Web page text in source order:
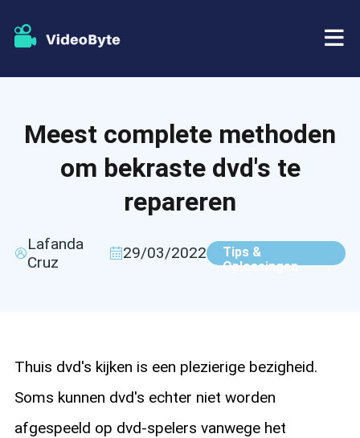
Winkel
Meest complete methoden
om bekraste dvd's te
repareren
Lafanda
Cruz
29/03/2022
Tips &
Oplossingen
Thuis dvd's kijken is een plezierige bezigheid.
Soms kunnen dvd's echter niet worden
afgespeeld op dvd-spelers vanwege het